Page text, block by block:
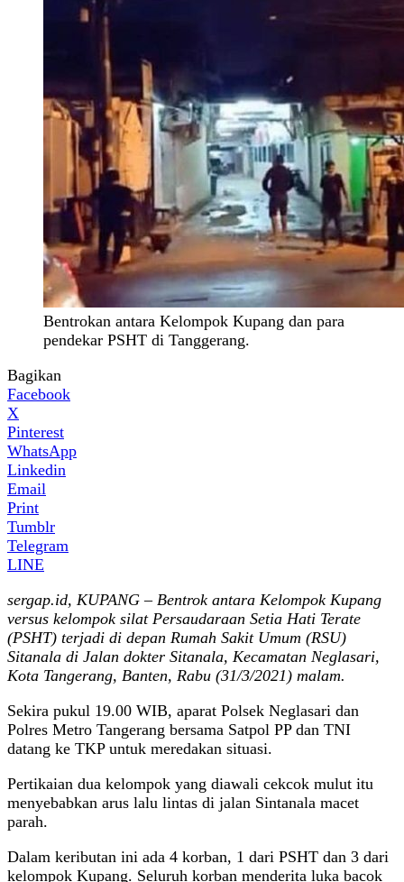
Bentrokan antara Kelompok Kupang dan para
pendekar PSHT di Tanggerang.
Bagikan
Facebook
X
Pinterest
WhatsApp
Linkedin
Email
Print
Tumblr
Telegram
LINE
sergap.id, KUPANG – Bentrok antara Kelompok Kupang
versus kelompok silat Persaudaraan Setia Hati Terate
(PSHT) terjadi di depan Rumah Sakit Umum (RSU)
Sitanala di Jalan dokter Sitanala, Kecamatan Neglasari,
Kota Tangerang, Banten, Rabu (31/3/2021) malam.
Sekira pukul 19.00 WIB, aparat Polsek Neglasari dan
Polres Metro Tangerang bersama Satpol PP dan TNI
datang ke TKP untuk meredakan situasi.
Pertikaian dua kelompok yang diawali cekcok mulut itu
menyebabkan arus lalu lintas di jalan Sintanala macet
parah.
Dalam keributan ini ada 4 korban, 1 dari PSHT dan 3 dari
kelompok Kupang. Seluruh korban menderita luka bacok